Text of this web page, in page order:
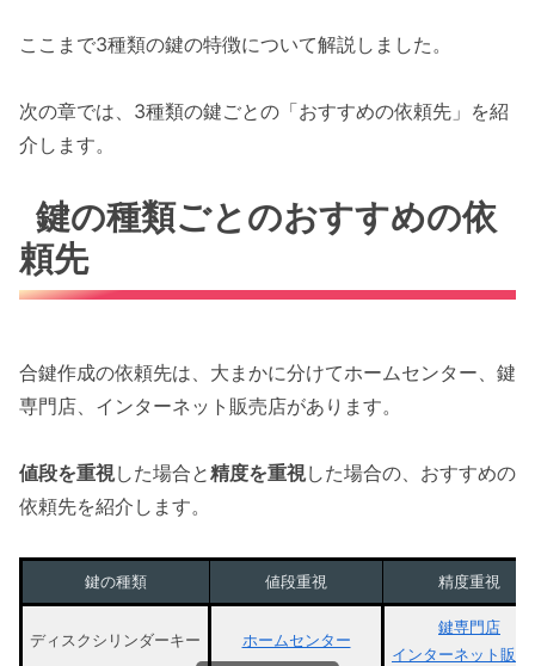
ここまで3種類の鍵の特徴について解説しました。
次の章では、3種類の鍵ごとの「おすすめの依頼先」を紹
介します。
鍵の種類ごとのおすすめの依
頼先
合鍵作成の依頼先は、大まかに分けてホームセンター、鍵
専門店、インターネット販売店があります。
値段を重視した場合と精度を重視した場合の、おすすめの
依頼先を紹介します。
鍵の種類 値段重視 精度重視
ディスクシリンダーキー ホームセンター
鍵専門店
インターネット販売